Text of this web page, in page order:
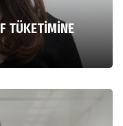
TÜKETİMİNE